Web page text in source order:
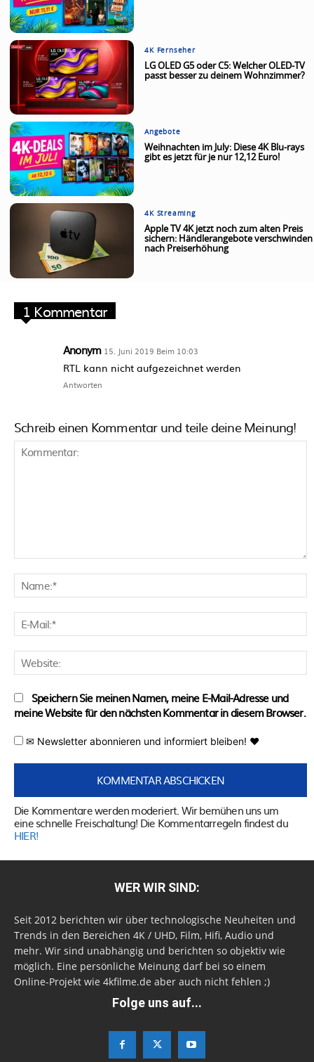
4K Fernseher
LG OLED G5 oder C5: Welcher OLED-TV
passt besser zu deinem Wohnzimmer?
Angebote
Weihnachten im July: Diese 4K Blu-rays
gibt es jetzt für je nur 12,12 Euro!
4K Streaming
Apple TV 4K jetzt noch zum alten Preis
sichern: Händlerangebote verschwinden
nach Preiserhöhung
1 Kommentar
Anonym 15. Juni 2019 Beim 10:03
RTL kann nicht aufgezeichnet werden
Antworten
Schreib einen Kommentar und teile deine Meinung!
Speichern Sie meinen Namen, meine E-Mail-Adresse und
meine Website für den nächsten Kommentar in diesem Browser.
✉ Newsletter abonnieren und informiert bleiben! ♥
Die Kommentare werden moderiert. Wir bemühen uns um
eine schnelle Freischaltung! Die Kommentarregeln findest du
HIER!
WER WIR SIND:
Seit 2012 berichten wir über technologische Neuheiten und
Trends in den Bereichen 4K / UHD, Film, Hifi, Audio und
mehr. Wir sind unabhängig und berichten so objektiv wie
möglich. Eine persönliche Meinung darf bei so einem
Online-Projekt wie 4kfilme.de aber auch nicht fehlen ;)
Folge uns auf...